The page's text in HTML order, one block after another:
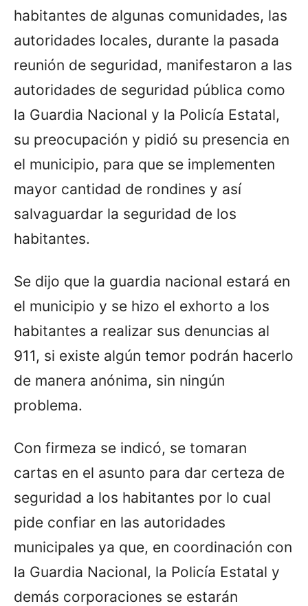
habitantes de algunas comunidades, las
autoridades locales, durante la pasada
reunión de seguridad, manifestaron a las
autoridades de seguridad pública como
la Guardia Nacional y la Policía Estatal,
su preocupación y pidió su presencia en
el municipio, para que se implementen
mayor cantidad de rondines y así
salvaguardar la seguridad de los
habitantes.
Se dijo que la guardia nacional estará en
el municipio y se hizo el exhorto a los
habitantes a realizar sus denuncias al
911, si existe algún temor podrán hacerlo
de manera anónima, sin ningún
problema.
Con firmeza se indicó, se tomaran
cartas en el asunto para dar certeza de
seguridad a los habitantes por lo cual
pide confiar en las autoridades
municipales ya que, en coordinación con
la Guardia Nacional, la Policía Estatal y
demás corporaciones se estarán